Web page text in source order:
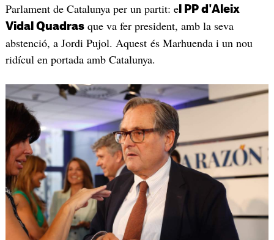
Parlament de Catalunya per un partit: el PP d'Aleix
Vidal Quadrasque va fer president, amb la seva
abstenció, a Jordi Pujol. Aquest és Marhuenda i un nou
ridícul en portada amb Catalunya.